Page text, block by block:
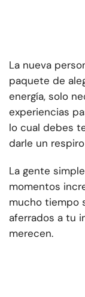
La nueva
paquete de
energía, solo
experiencias
lo cual debes
darle un
La gente
momentos
mucho tiempo
aferrados a tu
merecen.